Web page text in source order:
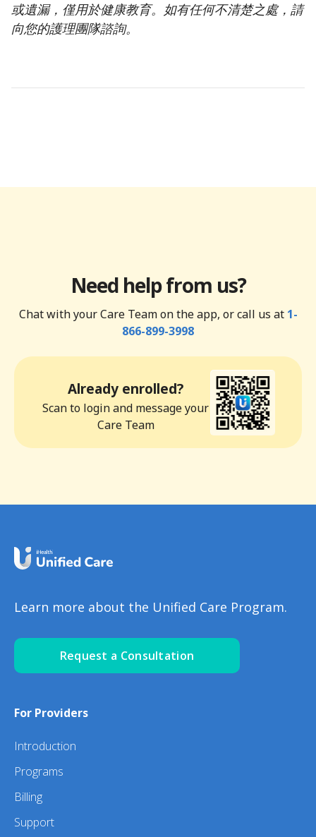
或遺漏，僅用於健康教育。如有任何不清楚之處，請
向您的護理團隊諮詢。
Need help from us?
Chat with your Care Team on the app, or call us at 1-
866-899-3998
Already enrolled?
Scan to login and message your
Care Team
Learn more about the Unified Care Program.
Request a Consultation
For Providers
Introduction
Programs
Billing
Support